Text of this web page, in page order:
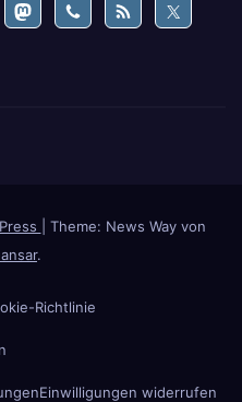
Theme: News Way von
.
Richtlinie
Einwilligungen widerrufen